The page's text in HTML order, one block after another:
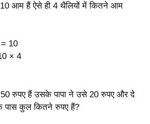
आम हैं ऐसे ही 4 थैलियों में कितने आम
10
× 4
50 रुपए हैं उसके पापा ने उसे 20 रुपए और दे
पास कुल कितने रुपए हैं?